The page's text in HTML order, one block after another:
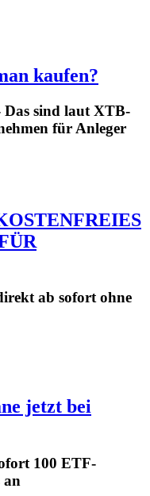
kaufen?
sind laut XTB-
für Anleger
ab sofort ohne
jetzt bei
100 ETF-
an